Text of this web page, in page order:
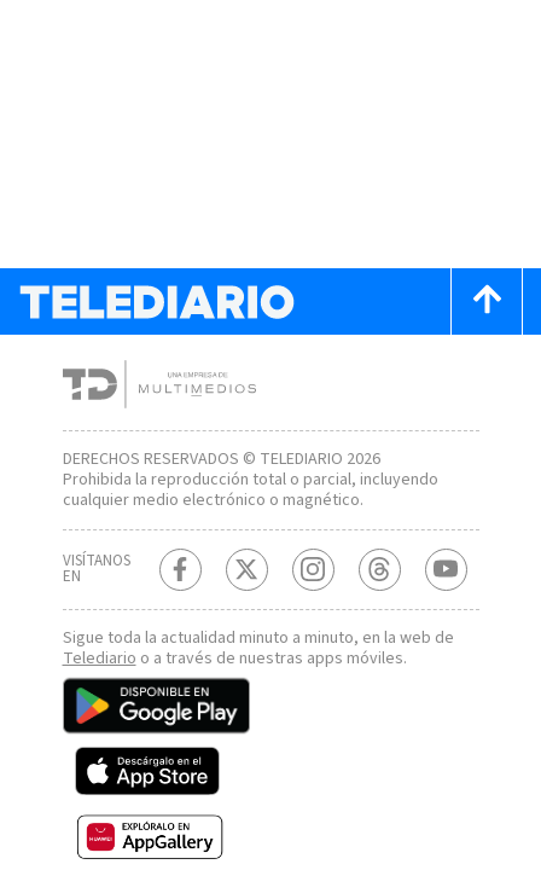
DERECHOS RESERVADOS © TELEDIARIO 2026
Prohibida la reproducción total o parcial, incluyendo
cualquier medio electrónico o magnético.
VISÍTANOS
EN
Sigue toda la actualidad minuto a minuto, en la web de
Telediario o a través de nuestras apps móviles.